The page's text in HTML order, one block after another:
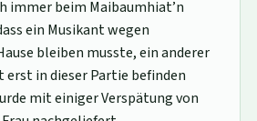
immer beim Maibaumhiat’n
ein Musikant wegen
bleiben musste, ein anderer
in dieser Partie befinden
mit einiger Verspätung von